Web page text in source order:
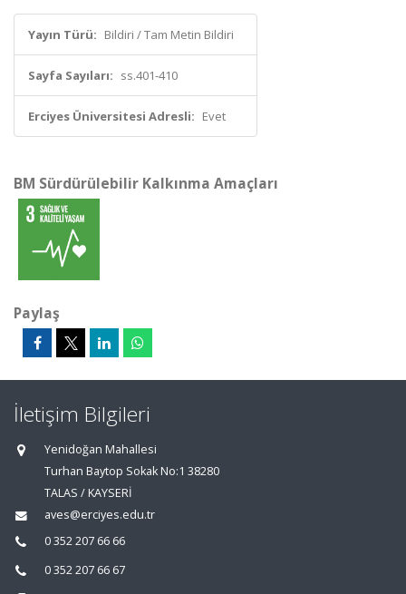
Yayın Türü: Bildiri / Tam Metin Bildiri
Sayfa Sayıları: ss.401-410
Erciyes Üniversitesi Adresli: Evet
BM Sürdürülebilir Kalkınma Amaçları
Paylaş
İletişim Bilgileri
Yenidoğan Mahallesi
Turhan Baytop Sokak No:1 38280
TALAS / KAYSERİ
aves@erciyes.edu.tr
0 352 207 66 66
0 352 207 66 67